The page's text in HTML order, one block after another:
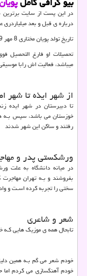
در این پست از سایت برترین
درباره ی قبل و بعد
تاریخ تولد پویان مختاری 8 مهر 1369 در ایذه، اسـت
تحصیلات او فارغ التحصیل
میباشد، فعالیت اش رابا
از شهر ایذه تا شهر
تا دبیرستان در شهر ایده
خوزستان می باشد، سپس بـه
رفتند و ساکن این شهر شدند
ورشکستی پدر و
در میانه دانشگاه به علت
بفروشند و بـه تهران
سختی را تجربه کرده اسـت و
شعر و شاعری
تابحال همه ی موزیک هایي کـه
خودم شعر می گم بـه همین
خودم آهنگسازی می کردم اما